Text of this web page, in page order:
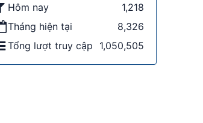
Hôm nay
1,218
Tháng hiện tại
8,326
Tổng lượt truy cập
1,050,505